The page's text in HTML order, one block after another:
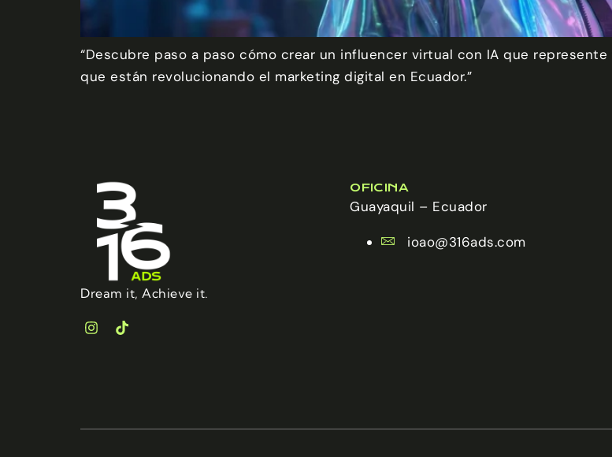
“Descubre paso a paso cómo crear un influencer virtual con IA que
que están revolucionando el marketing digital en Ecuador.”
Dream it, Achieve it.
OFICINA
Guayaquil – Ecuador
ioao@316ads.com